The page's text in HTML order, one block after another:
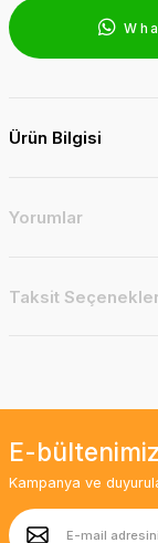
Ürün Bilgisi
Yorumlar
Taksit
E-
Kampanya ve